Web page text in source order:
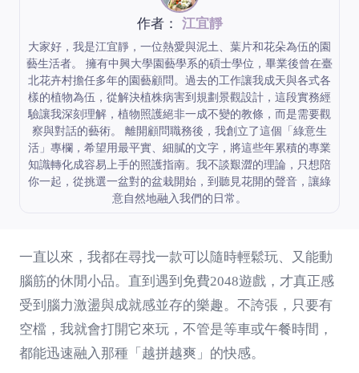
作者： 江宜靜
大家好，我是江宜靜，一位熱愛與泥土、葉片和花朵為伍的園
藝生活者。 擁有中興大學園藝學系的碩士學位，畢業後曾在臺
北花卉村擔任多年的園藝顧問。過去的工作讓我成天與各式各
樣的植物為伍，從解決植株病害到規劃景觀設計，這段實務經
驗讓我深刻理解，植物照護絕非一成不變的教條，而是需要觀
察與對話的藝術。 離開顧問職務後，我創立了這個「綠意生
活」專欄，希望用最平實、細膩的文字，將這些年累積的專業
知識轉化成容易上手的照護指南。我不談艱澀的理論，只想陪
你一起，從挑選一盆對的盆栽開始，到聽見花開的聲音，讓綠
意自然地融入我們的日常。
一直以來，我都在尋找一款可以隨時輕鬆玩、又能動
腦筋的休閒小品。直到遇到 免費2048遊戲 ，才真正感
受到腦力激盪與成就感並存的樂趣。不誇張，只要有
空檔，我就會打開它來玩，不管是等車或午餐時間，
都能迅速融入那種「越拼越爽」的快感。